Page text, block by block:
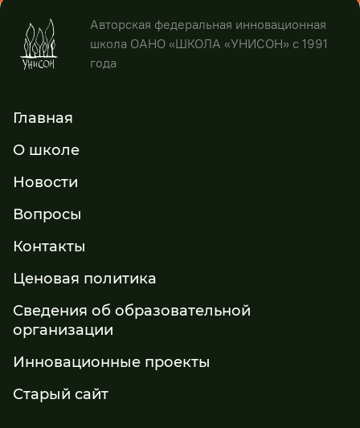
Авторская федеральная инновационная
школа ОАНО «ШКОЛА «УНИСОН» с 1991
года
Главная
О школе
Новости
Вопросы
Контакты
Ценовая политика
Сведения об образовательной
организации
Инновационные проекты
Старый сайт